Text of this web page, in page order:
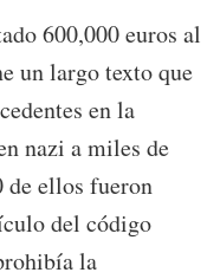
600,000 euros al
un largo texto que
en la
nazi a miles de
de ellos fueron
del código
la